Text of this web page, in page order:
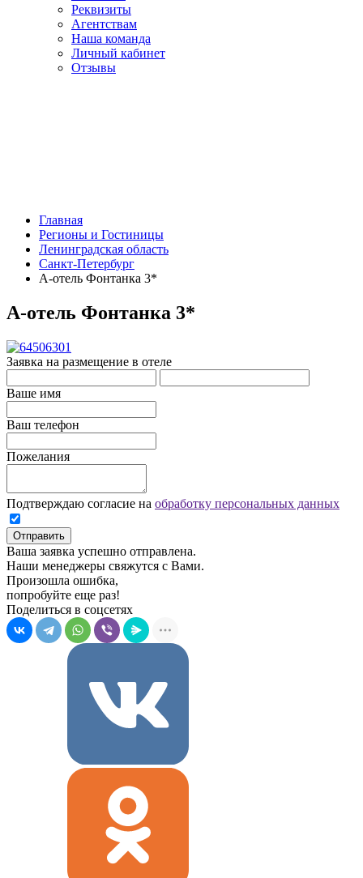
Реквизиты
Агентствам
Наша команда
Личный кабинет
Отзывы
Главная
Регионы и Гостиницы
Ленинградская область
Санкт-Петербург
А-отель Фонтанка 3*
А-отель Фонтанка 3*
Заявка на размещение в отеле
Ваше имя
Ваш телефон
Пожелания
Подтверждаю согласие на обработку персональных данных
Отправить
Ваша заявка успешно отправлена.
Наши менеджеры свяжутся с Вами.
Произошла ошибка,
попробуйте еще раз!
Поделиться в соцсетях